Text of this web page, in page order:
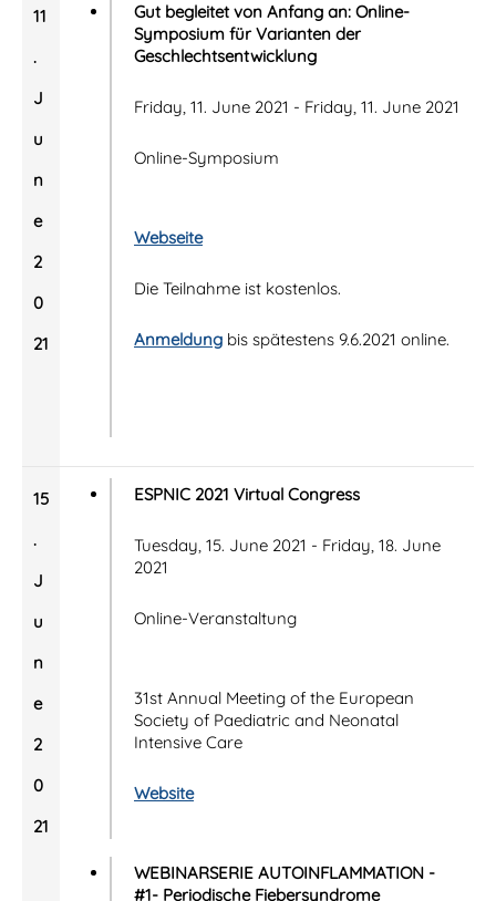
11
.
J
u
n
e
2
0
21
Gut begleitet von Anfang an: Online-
Symposium für Varianten der
Geschlechtsentwicklung
Friday, 11. June 2021 - Friday, 11. June 2021
Online-Symposium
Webseite
Die Teilnahme ist kostenlos.
Anmeldung bis spätestens 9.6.2021 online.
15
.
J
u
n
e
2
0
21
ESPNIC 2021 Virtual Congress
Tuesday, 15. June 2021 - Friday, 18. June
2021
Online-Veranstaltung
31st Annual Meeting of the European
Society of Paediatric and Neonatal
Intensive Care
Website
WEBINARSERIE AUTOINFLAMMATION -
#1- Periodische Fiebersyndrome